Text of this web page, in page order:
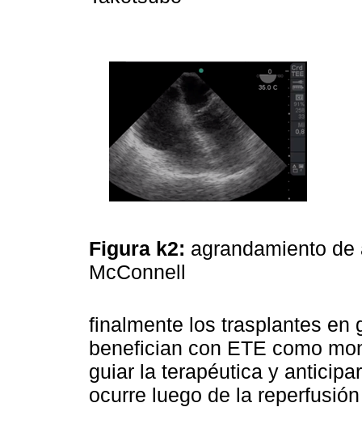
Figura k2: agrandamiento
McConnell
finalmente los trasplantes en
benefician con ETE como
guiar la terapéutica y
ocurre luego de la